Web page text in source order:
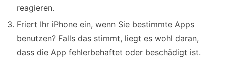
reagieren.
Friert Ihr iPhone ein, wenn Sie bestimmte Apps
benutzen? Falls das stimmt, liegt es wohl daran,
dass die App fehlerbehaftet oder beschädigt ist.